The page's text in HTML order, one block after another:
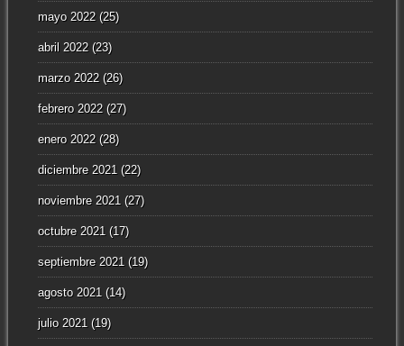
mayo 2022(25)
abril 2022(23)
marzo 2022(26)
febrero 2022(27)
enero 2022(28)
diciembre 2021 (22)
noviembre 2021 (27)
octubre 2021 (17)
septiembre 2021 (19)
agosto 2021 (14)
julio 2021 (19)